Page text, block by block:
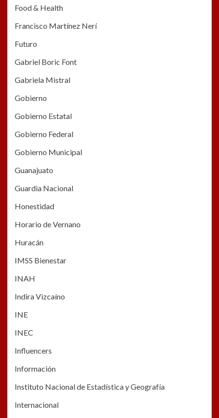
Food & Health
Francisco Martínez Nerí
Futuro
Gabriel Boric Font
Gabriela Mistral
Gobierno
Gobierno Estatal
Gobierno Federal
Gobierno Municipal
Guanajuato
Guardia Nacional
Honestidad
Horario de Vernano
Huracán
IMSS Bienestar
INAH
Indira Vizcaíno
INE
INEC
Influencers
Información
Instituto Nacional de Estadística y Geografía
Internacional